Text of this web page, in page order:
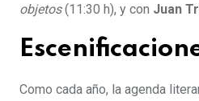
objetos(11:30 h), y con Juan
Como cada año, la agenda